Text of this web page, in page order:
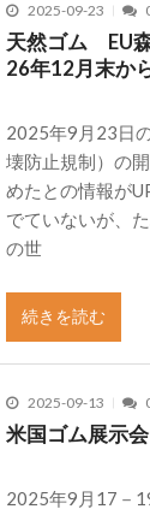
2025-09-23
天然ゴム EU
26年12月末か
2025年9月23日
壊防止規制）の
めたとの情報が
でていないが、
の世
続きを読む
2025-09-13
米国ゴム展
2025年9月17－